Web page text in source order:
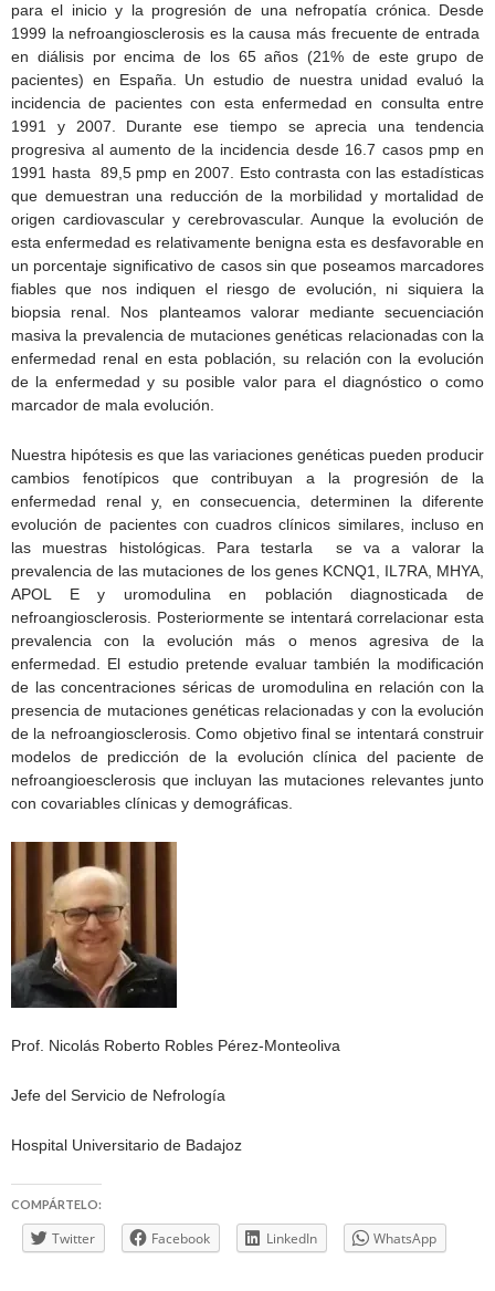
para el inicio y la progresión de una nefropatía crónica. Desde
1999 la nefroangiosclerosis es la causa más frecuente de entrada
en diálisis por encima de los 65 años (21% de este grupo de
pacientes) en España. Un estudio de nuestra unidad evaluó la
incidencia de pacientes con esta enfermedad en consulta entre
1991 y 2007. Durante ese tiempo se aprecia una tendencia
progresiva al aumento de la incidencia desde 16.7 casos pmp en
1991 hasta 89,5 pmp en 2007. Esto contrasta con las estadísticas
que demuestran una reducción de la morbilidad y mortalidad de
origen cardiovascular y cerebrovascular. Aunque la evolución de
esta enfermedad es relativamente benigna esta es desfavorable en
un porcentaje significativo de casos sin que poseamos marcadores
fiables que nos indiquen el riesgo de evolución, ni siquiera la
biopsia renal. Nos planteamos valorar mediante secuenciación
masiva la prevalencia de mutaciones genéticas relacionadas con la
enfermedad renal en esta población, su relación con la evolución
de la enfermedad y su posible valor para el diagnóstico o como
marcador de mala evolución.
Nuestra hipótesis es que las variaciones genéticas pueden producir
cambios fenotípicos que contribuyan a la progresión de la
enfermedad renal y, en consecuencia, determinen la diferente
evolución de pacientes con cuadros clínicos similares, incluso en
las muestras histológicas. Para testarla se va a valorar la
prevalencia de las mutaciones de los genes KCNQ1, IL7RA, MHYA,
APOL E y uromodulina en población diagnosticada de
nefroangiosclerosis. Posteriormente se intentará correlacionar esta
prevalencia con la evolución más o menos agresiva de la
enfermedad. El estudio pretende evaluar también la modificación
de las concentraciones séricas de uromodulina en relación con la
presencia de mutaciones genéticas relacionadas y con la evolución
de la nefroangiosclerosis. Como objetivo final se intentará construir
modelos de predicción de la evolución clínica del paciente de
nefroangioesclerosis que incluyan las mutaciones relevantes junto
con covariables clínicas y demográficas.
Prof. Nicolás Roberto Robles Pérez-Monteoliva
Jefe del Servicio de Nefrología
Hospital Universitario de Badajoz
COMPÁRTELO:
Twitter Facebook LinkedIn WhatsApp